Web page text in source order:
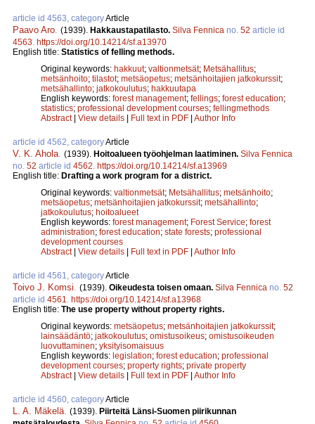
article id 4563, categoryArticle
Paavo Aro (1939). Hakkaustapatilasto. Silva Fennica no. 52 article id
4563 https://doi.org/10.14214/sf.a13970
English title: Statistics of felling methods.
Original keywords: hakkuut; valtionmetsät; Metsähallitus;
metsänhoito; tilastot; metsäopetus; metsänhoitajien jatkokurssit;
metsähallinto; jatkokoulutus; hakkuutapa
English keywords: forest management; fellings; forest education;
statistics; professional development courses; fellingmethods
Abstract| View details | Full text in PDF | Author Info
article id 4562, categoryArticle
V. K. Ahola (1939). Hoitoalueen työohjelman laatiminen. Silva Fennica
no. 52 article id 4562 https://doi.org/10.14214/sf.a13969
English title: Drafting a work program for a district.
Original keywords: valtionmetsät; Metsähallitus; metsänhoito;
metsäopetus; metsänhoitajien jatkokurssit; metsähallinto;
jatkokoulutus; hoitoalueet
English keywords: forest management; Forest Service; forest
administration; forest education; state forests; professional
development courses
Abstract| View details | Full text in PDF | Author Info
article id 4561, categoryArticle
Toivo J. Komsi (1939). Oikeudesta toisen omaan. Silva Fennica no. 52
article id 4561
https://doi.org/10.14214/sf.a13968
English title: The use property without property rights.
Original keywords: metsäopetus; metsänhoitajien jatkokurssit;
lainsäädäntö; jatkokoulutus; omistusoikeus; omistusoikeuden
luovuttaminen; yksityisomaisuus
English keywords: legislation; forest education; professional
development courses; property rights; private property
Abstract| View details | Full text in PDF | Author Info
article id 4560, categoryArticle
L. A. Mäkelä (1939). Piirteitä Länsi-Suomen piirikunnan